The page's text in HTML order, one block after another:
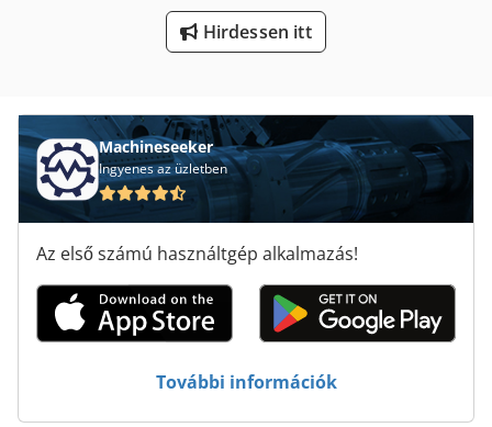
Élzáró Gép
Hirdessen itt
Machineseeker
Ingyenes az üzletben
Az első számú használtgép alkalmazás!
További információk